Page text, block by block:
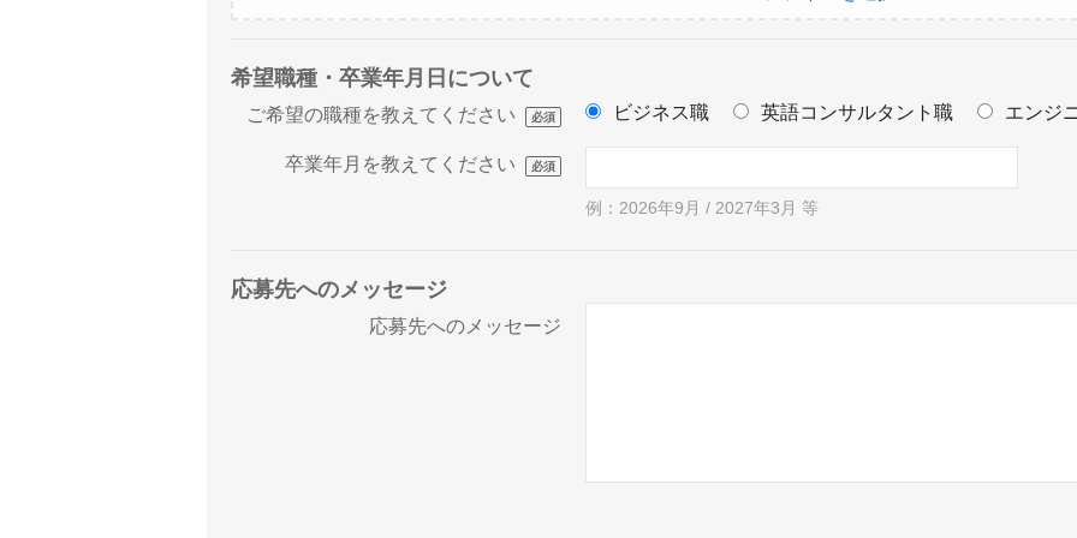
希望職種・卒業年月日について
ご希望の職種を教えてください 必須 ビジネス職 英語コンサルタント職 エンジ
卒業年月を教えてください 必須
例：2026年9月 / 2027年3月 等
応募先へのメッセージ
応募先へのメッセージ